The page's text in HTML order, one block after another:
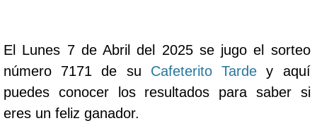
El Lunes 7 de Abril del 2025 se jugo el sorteo
número 7171 de su Cafeterito Tarde y aquí
puedes conocer los resultados para saber si
eres un feliz ganador.